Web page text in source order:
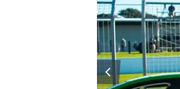
ENDURANCE/GT